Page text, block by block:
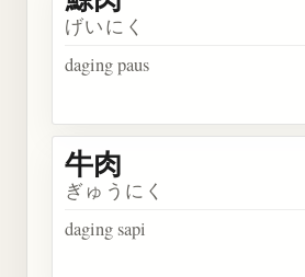
げいにく
daging paus
牛肉
ぎゅうにく
daging sapi